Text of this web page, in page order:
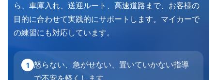
ら、車庫入れ、送迎ルート、高速道路まで、お客様の
目的に合わせて実践的にサポートします。マイカーで
の練習にも対応しています。
1 怒らない、急がせない、置いていかない指導
で不安を軽くします。